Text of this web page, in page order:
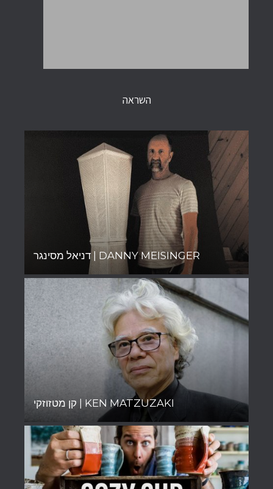
השראה
דניאל מסינגר | DANNY MEISINGER
קן מטזוזקי | KEN MATZUZAKI